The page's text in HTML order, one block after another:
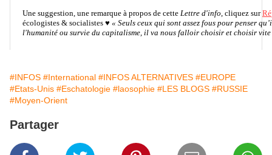
Une suggestion, une remarque à propos de cette Lettre d'info, cliquez sur
écologistes & socialistes ♥ « Seuls ceux qui sont assez fous pour penser
l'humanité ou survie du capitalisme, il va nous falloir choisir et choisir vite
#INFOS #International #INFOS ALTERNATIVES #EUROPE
#Etats-Unis #Eschatologie #laosophie #LES BLOGS #RUSSIE
#Moyen-Orient
Partager